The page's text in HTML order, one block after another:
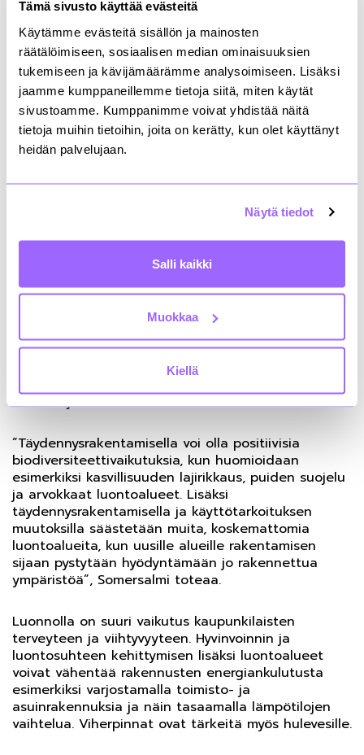
Tämä sivusto käyttää evästeitä
Käytämme evästeitä sisällön ja mainosten
räätälöimiseen, sosiaalisen median ominaisuuksien
tukemiseen ja kävijämäärämme analysoimiseen. Lisäksi
jaamme kumppaneillemme tietoja siitä, miten käytät
sivustoamme. Kumppanimme voivat yhdistää näitä
tietoja muihin tietoihin, joita on kerätty, kun olet käyttänyt
heidän palvelujaan.
Näytä tiedot
Salli kaikki
Muokkaa
Kiellä
tulokset skaalattaisiin, eli Raklin toimenpide-
ehdotukset vietäisiin käytäntöön laaja-alaisesti,
saavutettaisiin tähän vielä 3 prosentin
lisäpäästövähennys vuoteen 2035 mennessä.
”Innovatiiviset ratkaisut, kuten uudet
rakennusmateriaalit ja kehittyvä tekniikka,
vaikuttavat olennaisesti alan päästöihin ja niitä
tarvitaan tulevaisuudessa. Niiden kehitys kuitenkin
kestää ja päästövähennyksiä tarvitaan pikaisesti.
ehdottamillamme toimenpiteillä, kuten
käyttötarkoituksen muutoksilla, päästövähennyksiä
saadaan jo nyt”, Somersalmi toteaa.
Kaupunkien tiivistäminen tulee tehdä
biodiversiteetti huomioiden
riittävät ja monimuotoiset luontoalueet.
”Täydennysrakentamisella voi olla positiivisia
biodiversiteettivaikutuksia, kun huomioidaan
esimerkiksi kasvillisuuden lajirikkaus, puiden suojelu
ja arvokkaat luontoalueet. Lisäksi
täydennysrakentamisella ja käyttötarkoituksen
muutoksilla säästetään muita, koskemattomia
luontoalueita, kun uusille alueille rakentamisen
sijaan pystytään hyödyntämään jo rakennettua
ympäristöä”, Somersalmi toteaa.
Luonnolla on suuri vaikutus kaupunkilaisten
terveyteen ja viihtyvyyteen. Hyvinvoinnin ja
luontosuhteen kehittymisen lisäksi luontoalueet
voivat vähentää rakennusten energiankulutusta
esimerkiksi varjostamalla toimisto- ja
asuinrakennuksia ja näin tasaamalla lämpötilojen
vaihtelua. Viherpinnat ovat tärkeitä myös hulevesille.